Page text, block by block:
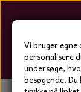
Vi bruger
personalisere
undersøge,
besøgende.